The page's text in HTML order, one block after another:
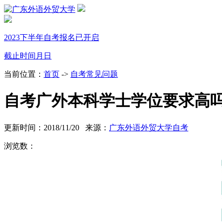
2023下半年自考报名已开启
截止时间 月 日
当前位置： 首页 -> 自考常见问题
自考广外本科学士学位要求高
更新时间：2018/11/20 来源： 广东外语外贸大学自考
浏览数：